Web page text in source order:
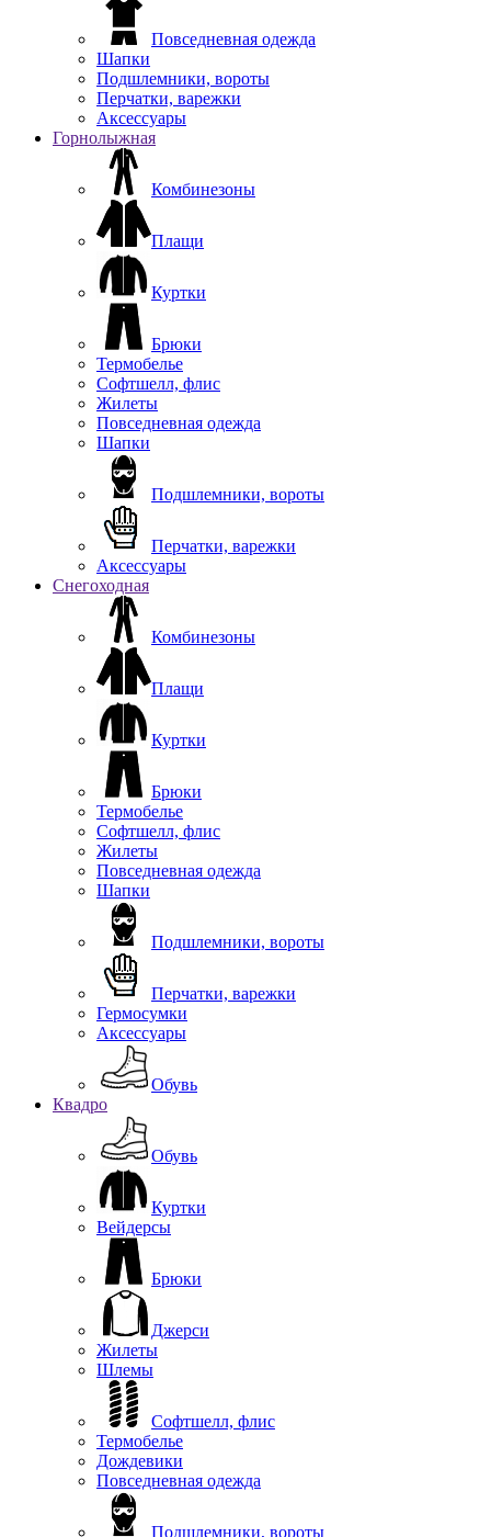
Повседневная одежда
Шапки
Подшлемники, вороты
Перчатки, варежки
Аксессуары
Горнолыжная
Комбинезоны
Плащи
Куртки
Брюки
Термобелье
Софтшелл, флис
Жилеты
Повседневная одежда
Шапки
Подшлемники, вороты
Перчатки, варежки
Аксессуары
Снегоходная
Комбинезоны
Плащи
Куртки
Брюки
Термобелье
Софтшелл, флис
Жилеты
Повседневная одежда
Шапки
Подшлемники, вороты
Перчатки, варежки
Гермосумки
Аксессуары
Обувь
Квадро
Обувь
Куртки
Вейдерсы
Брюки
Джерси
Жилеты
Шлемы
Софтшелл, флис
Термобелье
Дождевики
Повседневная одежда
Подшлемники, вороты